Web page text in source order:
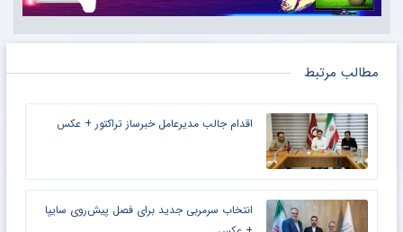
مطالب مرتبط
اقدام جالب مدیرعامل خبرساز تراکتور + عکس
انتخاب سرمربی جدید برای فصل پیش‌روی سایپا